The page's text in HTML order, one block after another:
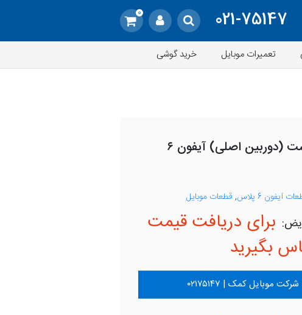
021-75147
0
تعمیرات موبایل خرید گوشی
خرید دوربین پشت (دوربین اصلی) آیفون ۶
آیفون 6 پلاس , قطعات موبایل
برای دریافت قیمت
بگیرید
موبایل کمک | ۰۲۱۷۵۱۴۷